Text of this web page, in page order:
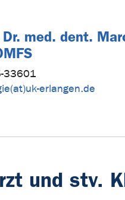
med. dent.
33601
erlangen.de
und stv.